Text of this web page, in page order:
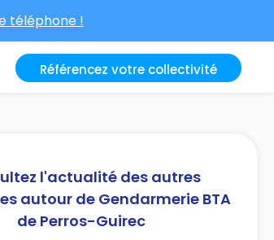
téléphone !
Référencez votre collectivité
l'actualité des autres
autour de Gendarmerie BTA
de Perros-Guirec